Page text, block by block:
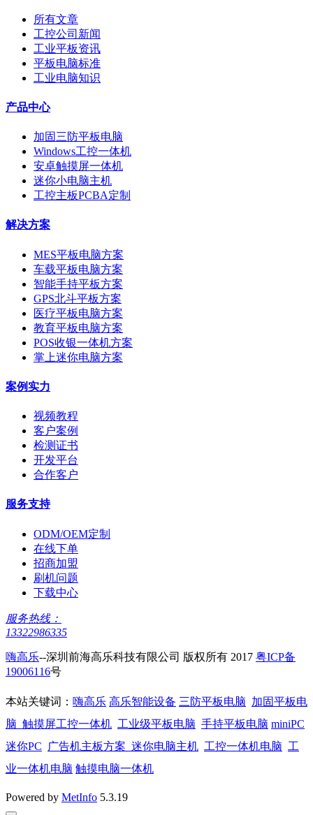
所有文章
工控公司新闻
工业平板资讯
平板电脑标准
工业电脑知识
产品中心
加固三防平板电脑
Windows工控一体机
安卓触摸屏一体机
迷你小电脑主机
工控主板PCBA定制
解决方案
MES平板电脑方案
车载平板电脑方案
智能手持平板方案
GPS北斗平板方案
医疗平板电脑方案
教育平板电脑方案
POS收银一体机方案
掌上迷你电脑方案
案例实力
视频教程
客户案例
检测证书
开发平台
合作客户
服务支持
ODM/OEM定制
在线下单
招商加盟
刷机问题
下载中心
服务热线：
13322986335
嗨高乐--深圳前海高乐科技有限公司 版权所有 2017 粤ICP备
19006116号
本站关键词： 嗨高乐 高乐智能设备 三防平板电脑 加固平板电
脑 触摸屏工控一体机 工业级平板电脑 手持平板电脑 miniPC
迷你PC
广告机主板方案 迷你电脑主机 工控一体机电脑 工
业一体机电脑 触摸电脑一体机
Powered by MetInfo 5.3.19